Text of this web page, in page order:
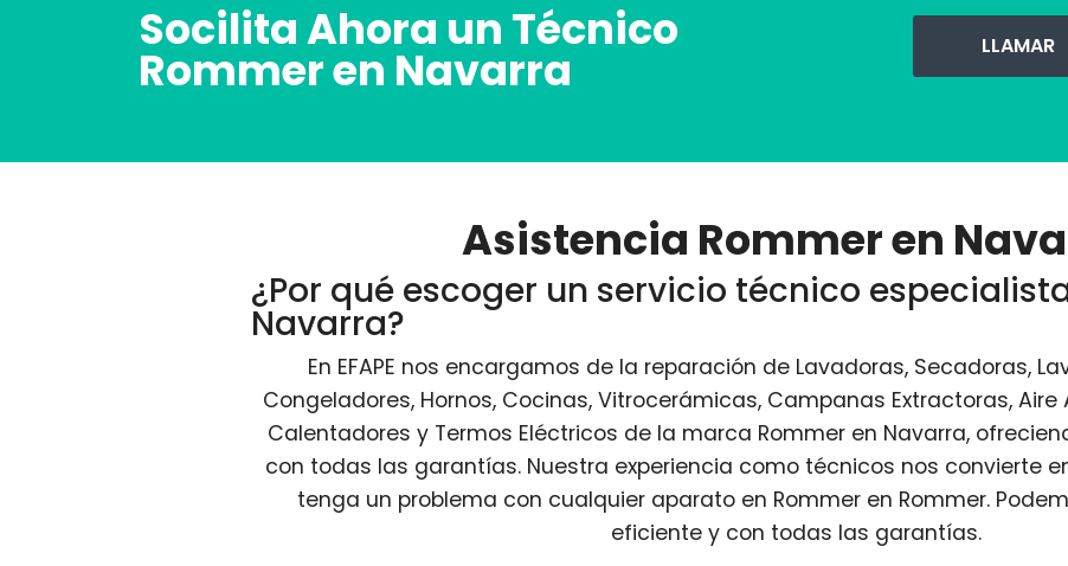
Socilita Ahora un Técnico
Rommer en Navarra LLAMAR
Asistencia Rommer en
¿Por qué escoger un servicio técnico
Navarra?
En EFAPE nos encargamos de la reparación de Lavadoras, Secadoras,
Congeladores, Hornos, Cocinas, Vitrocerámicas, Campanas Extractoras,
Calentadores y Termos Eléctricos de la marca Rommer en Navarra,
con todas las garantías. Nuestra experiencia como técnicos nos convierte
tenga un problema con cualquier aparato en Rommer en Rommer.
eficiente y con todas las garantías.